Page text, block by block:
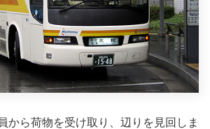
から荷物を受け取り、辺りを見回しま